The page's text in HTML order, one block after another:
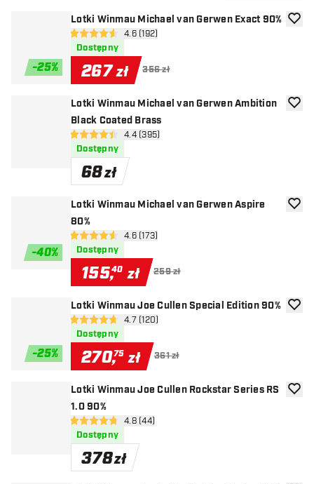
-25%
Lotki Winmau Michael van Gerwen Exact 90%
otwórz panel recenzji
4.6 gwiazdki oceny
4.6 (192)
Dostępny
267 zł 356 zł
Lotki Winmau Michael van Gerwen Ambition
Black Coated Brass
otwórz panel recenzji
4.4 gwiazdki oceny
4.4 (395)
Dostępny
68zł
-40%
Lotki Winmau Michael van Gerwen Aspire
80%
otwórz panel recenzji
4.6 gwiazdki oceny
4.6 (173)
Dostępny
155,40 zł 259 zł
-25%
Lotki Winmau Joe Cullen Special Edition 90%
otwórz panel recenzji
4.7 gwiazdki oceny
4.7 (120)
Dostępny
270,75 zł 361 zł
Lotki Winmau Joe Cullen Rockstar Series RS
1.0 90%
otwórz panel recenzji
4.8 gwiazdki oceny
4.8 (44)
Dostępny
378zł